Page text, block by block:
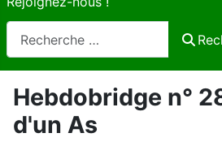
Hebdobridge n°
d'un As